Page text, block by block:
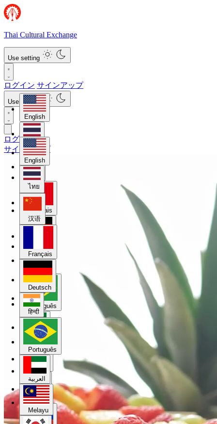
Thai Cultural Exchange
Use setting
English
ไทย
汉语
Français
हिन्दी
Português
العربية
Melayu
한국어
ログイン サインアップ
Use setting
English
ไทย
汉语
Français
Deutsch
हिन्दी
Português
العربية
Melayu
ログイン
サインアップ